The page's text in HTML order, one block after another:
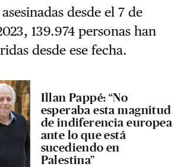
desde el 7 de
139.974 personas han
desde ese fecha.
Illan Pappé: “No
esperaba esta magnitud
de indiferencia europea
ante lo que está
sucediendo en
Palestina”